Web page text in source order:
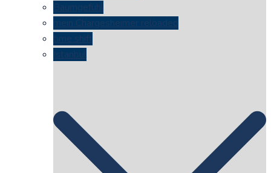
Baumgefühl
mein Chargesheimer reloaded
time shift
Istanbul